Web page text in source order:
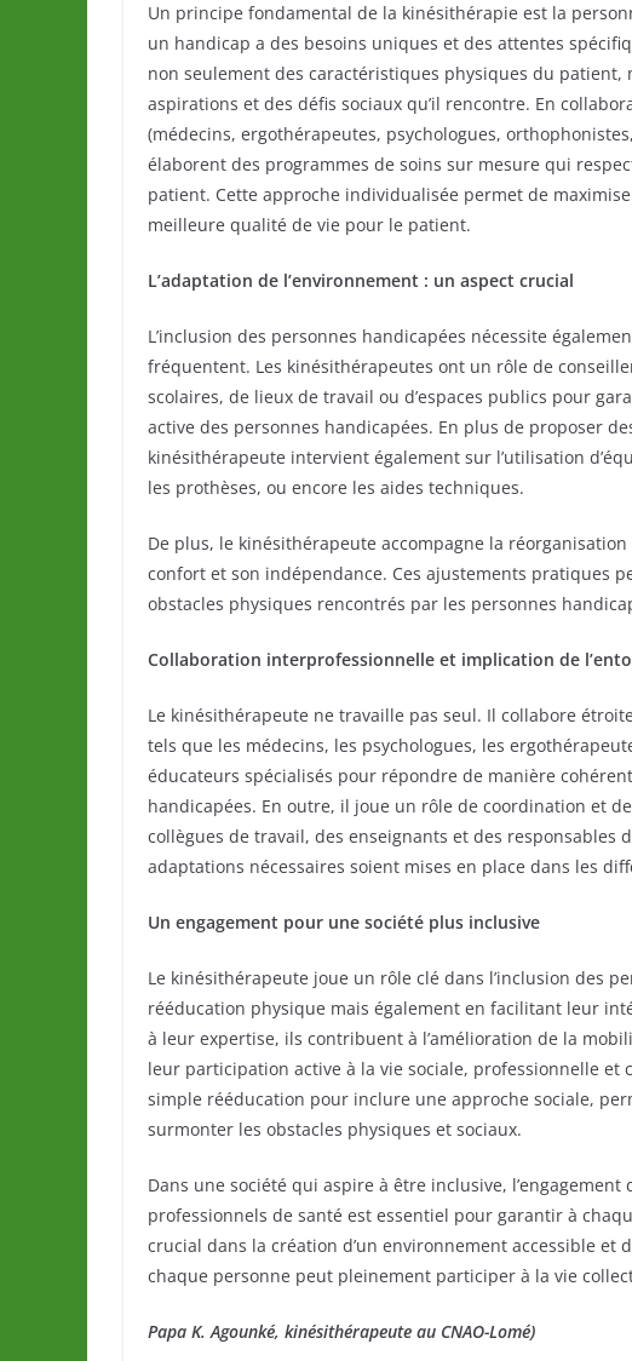
Un principe fondamental de la kinésithérapie est la
un handicap a des besoins uniques et des attentes
non seulement des caractéristiques physiques du patient,
aspirations et des défis sociaux qu’il rencontre. En
(médecins, ergothérapeutes, psychologues,
élaborent des programmes de soins sur mesure qui
patient. Cette approche individualisée permet de
meilleure qualité de vie pour le patient.
L’adaptation de l’environnement : un aspect crucial
L’inclusion des personnes handicapées nécessite
fréquentent. Les kinésithérapeutes ont un rôle de
scolaires, de lieux de travail ou d’espaces publics pour
active des personnes handicapées. En plus de proposer
kinésithérapeute intervient également sur l’utilisation
les prothèses, ou encore les aides techniques.
De plus, le kinésithérapeute accompagne la
confort et son indépendance. Ces ajustements pratiques
obstacles physiques rencontrés par les personnes
Collaboration interprofessionnelle et implication de
Le kinésithérapeute ne travaille pas seul. Il collabore
tels que les médecins, les psychologues, les
éducateurs spécialisés pour répondre de manière
handicapées. En outre, il joue un rôle de coordination et
collègues de travail, des enseignants et des responsables
adaptations nécessaires soient mises en place dans les
Un engagement pour une société plus inclusive
Le kinésithérapeute joue un rôle clé dans l’inclusion des
rééducation physique mais également en facilitant leur
à leur expertise, ils contribuent à l’amélioration de la
leur participation active à la vie sociale, professionnelle
simple rééducation pour inclure une approche sociale,
surmonter les obstacles physiques et sociaux.
Dans une société qui aspire à être inclusive,
professionnels de santé est essentiel pour garantir à
crucial dans la création d’un environnement accessible et
chaque personne peut pleinement participer à la vie
Papa K. Agounké, kinésithérapeute au CNAO-Lomé)